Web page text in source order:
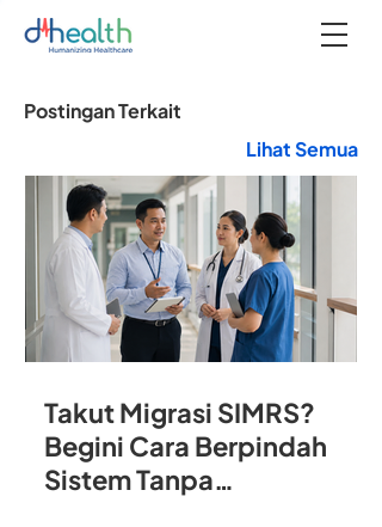
Postingan Terkait
Lihat Semua
Takut Migrasi SIMRS?
Begini Cara Berpindah
Sistem Tanpa